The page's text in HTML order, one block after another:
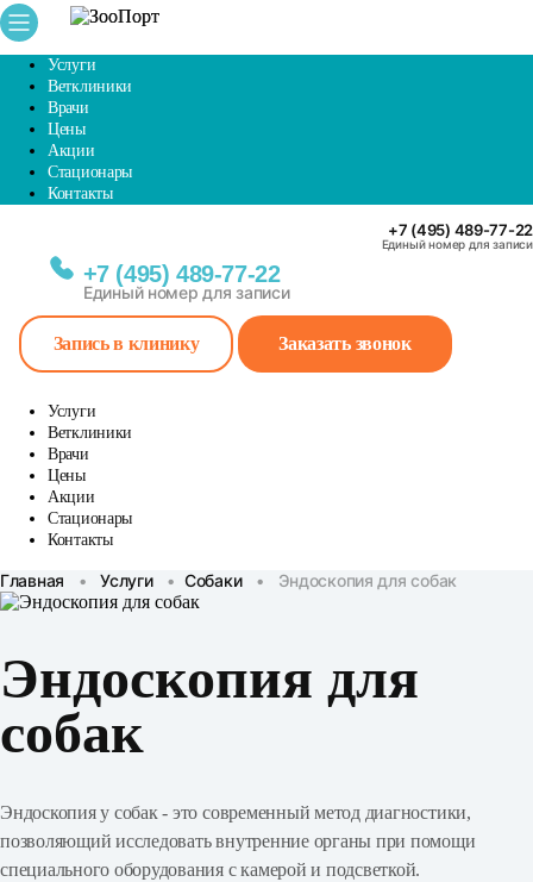
Услуги
Ветклиники
Врачи
Цены
Акции
Стационары
Контакты
+7 (495) 489-77-22
Единый номер для записи
+7 (495) 489-77-22
Единый номер для записи
Запись в клинику Заказать звонок
Услуги
Ветклиники
Врачи
Цены
Акции
Стационары
Контакты
Главная • Услуги • Собаки • Эндоскопия для собак
Эндоскопия для
собак
Эндоскопия у собак - это современный метод диагностики,
позволяющий исследовать внутренние органы при помощи
специального оборудования с камерой и подсветкой.